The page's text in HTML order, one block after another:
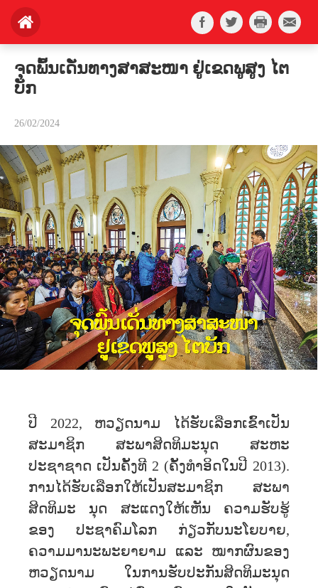
ຈຸດພົ້ນເດັ່ນທາງສາສະໜາ ຢູ່ເຂດພູສູງ ໄຕ
ບັກ
26/02/2024
ປີ 2022, ຫວຽດນາມ ໄດ້ຮັບເລືອກເຂົ້າເປັນ
ສະມາຊິກ ສະພາສິດທິມະນຸດ ສະຫະ
ປະຊາຊາດ ເປັນຄັ້ງທີ 2 (ຄັ້ງທຳອິດໃນປີ 2013).
ການໄດ້ຮັບເລືອກໃຫ້ເປັນສະມາຊິກ ສະພາ
ສິດທິມະ ນຸດ ສະແດງໃຫ້ເຫັນ ຄວາມຮັບຮູ້
ຂອງ ປະຊາຄົມໂລກ ກ່ຽວກັບນະໂຍບາຍ,
ຄວາມມານະພະຍາຍາມ ແລະ ໝາກຜົນຂອງ
ຫວຽດນາມ ໃນການຮັບປະກັນສິດທິມະນຸດ